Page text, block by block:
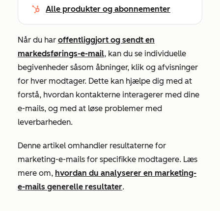
Alle produkter og abonnementer
Når du har offentliggjort og sendt en
markedsførings-e-mail, kan du se individuelle
begivenheder såsom åbninger, klik og afvisninger
for hver modtager. Dette kan hjælpe dig med at
forstå, hvordan kontakterne interagerer med dine
e-mails, og med at løse problemer med
leverbarheden.
Denne artikel omhandler resultaterne for
marketing-e-mails for specifikke modtagere. Læs
mere om, hvordan du analyserer en marketing-
e-mails generelle resultater.